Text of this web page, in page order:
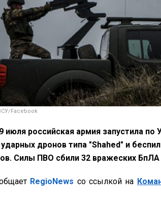
Facebook
июля российская армия запустила по
дронов типа "Shahed" и
Силы ПВО сбили 32 вражеских БпЛА
RegioNews со ссылкой на